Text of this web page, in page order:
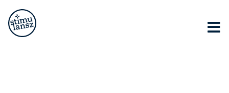
Ut elit tellus, luctus nec ullamcorper mattis, pulvinar
dapibus leo.